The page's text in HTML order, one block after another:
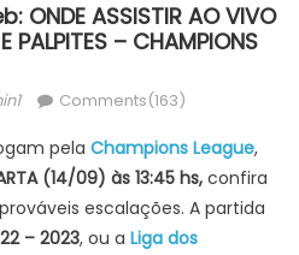
ONDE ASSISTIR AO VIVO
PALPITES – CHAMPIONS
Comments(163)
pela Champions League,
(14/09) às 13:45 hs,confira
escalações. A partida
– 2023, ou a Liga dos